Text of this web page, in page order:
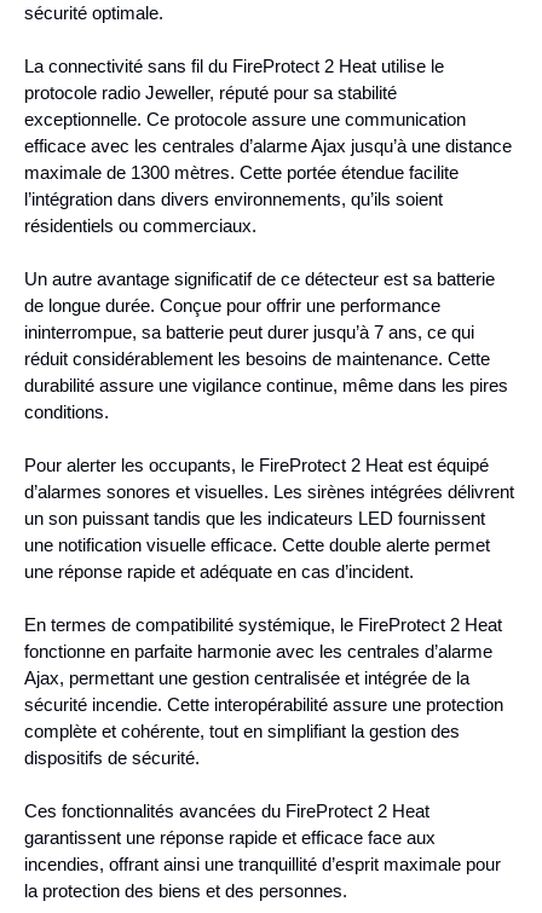
sécurité optimale.
La connectivité sans fil du FireProtect 2 Heat utilise le
protocole radio Jeweller, réputé pour sa stabilité
exceptionnelle. Ce protocole assure une communication
efficace avec les centrales d’alarme Ajax jusqu’à une distance
maximale de 1300 mètres. Cette portée étendue facilite
l’intégration dans divers environnements, qu’ils soient
résidentiels ou commerciaux.
Un autre avantage significatif de ce détecteur est sa batterie
de longue durée. Conçue pour offrir une performance
ininterrompue, sa batterie peut durer jusqu’à 7 ans, ce qui
réduit considérablement les besoins de maintenance. Cette
durabilité assure une vigilance continue, même dans les pires
conditions.
Pour alerter les occupants, le FireProtect 2 Heat est équipé
d’alarmes sonores et visuelles. Les sirènes intégrées délivrent
un son puissant tandis que les indicateurs LED fournissent
une notification visuelle efficace. Cette double alerte permet
une réponse rapide et adéquate en cas d’incident.
En termes de compatibilité systémique, le FireProtect 2 Heat
fonctionne en parfaite harmonie avec les centrales d’alarme
Ajax, permettant une gestion centralisée et intégrée de la
sécurité incendie. Cette interopérabilité assure une protection
complète et cohérente, tout en simplifiant la gestion des
dispositifs de sécurité.
Ces fonctionnalités avancées du FireProtect 2 Heat
garantissent une réponse rapide et efficace face aux
incendies, offrant ainsi une tranquillité d’esprit maximale pour
la protection des biens et des personnes.